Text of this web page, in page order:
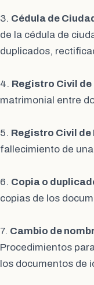
3. Cédula de
de la cédula de
duplicados,
4. Registro Civil
matrimonial entre
5. Registro Civil de
fallecimiento de
6. Copia o
copias de los
7. Cambio de
Procedimientos
los documentos de